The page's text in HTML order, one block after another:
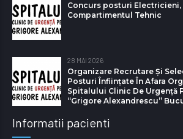
Concurs posturi
Compartimentul Tehnic
28 MAI 2026
Organizare Recrutare Și
Posturi Înființate În Afara
Spitalului Clinic De Urgență
“Grigore Alexandrescu”
Informatii pacienti